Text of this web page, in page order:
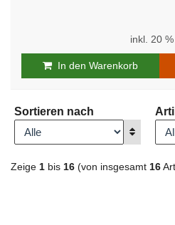
inkl. 20
In den Warenkorb
Sortieren nach
Zeige 1 bis 16 (von insgesamt 16